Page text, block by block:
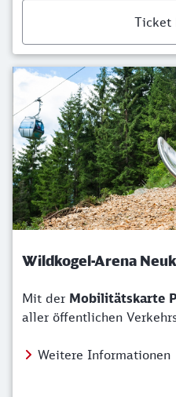
Ticket
Wildkogel-Arena
Mit der Mobilitätskarte
aller öffentlichen
Weitere Informationen